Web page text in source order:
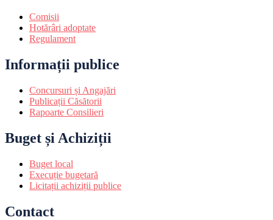
Comisii
Hotărâri adoptate
Regulament
Informații publice
Concursuri și Angajări
Publicații Căsătorii
Rapoarte Consilieri
Buget și Achiziții
Buget local
Execuție bugetară
Licitații achiziții publice
Contact